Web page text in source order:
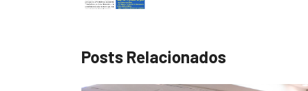
Posts Relacionados